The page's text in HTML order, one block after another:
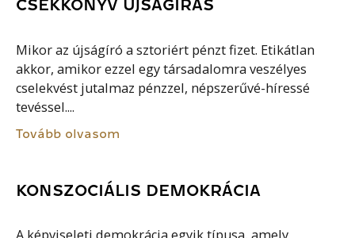
CSEKKÖNYV ÚJSÁGÍRÁS
Mikor az újságíró a sztoriért pénzt fizet. Etikátlan
akkor, amikor ezzel egy társadalomra veszélyes
cselekvést jutalmaz pénzzel, népszerűvé-híressé
tevéssel....
Tovább olvasom
KONSZOCIÁLIS DEMOKRÁCIA